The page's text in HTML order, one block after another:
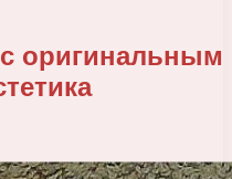
оригинальным